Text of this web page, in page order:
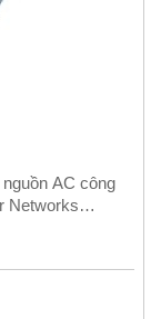
AC công
Networks